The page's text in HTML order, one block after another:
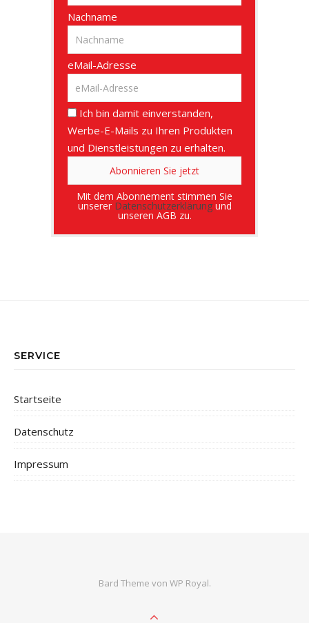
Nachname
eMail-Adresse
Ich bin damit einverstanden,
Werbe-E-Mails zu Ihren Produkten
und Dienstleistungen zu erhalten.
Mit dem Abonnement stimmen Sie
unserer Datenschutzerklärungund
unseren AGB zu.
SERVICE
Startseite
Datenschutz
Impressum
Bard Theme von WP Royal.